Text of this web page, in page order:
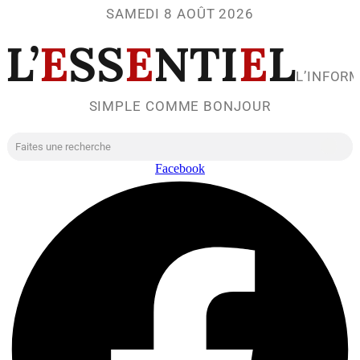
SAMEDI 8 AOÛT 2026
L’ESSENTIEL
SIMPLE COMME BONJOUR
Facebook